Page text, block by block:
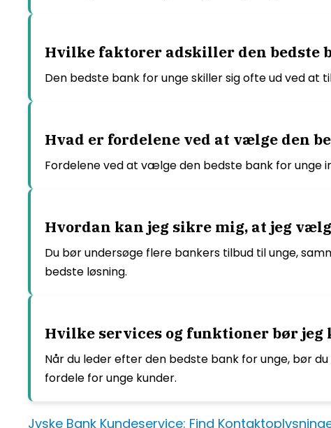
Hvilke faktorer adskiller den bedste
Den bedste bank for unge skiller sig ofte ud ved
Hvad er fordelene ved at vælge den
Fordelene ved at vælge den bedste bank for unge
Hvordan kan jeg sikre mig, at jeg
Du bør undersøge flere bankers tilbud til unge,
bedste løsning.
Hvilke services og funktioner bør jeg
Når du leder efter den bedste bank for unge, bør
fordele for unge kunder.
Jyske Bank Kundeservice: Find